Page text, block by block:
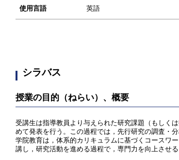
使用言語 英語
シラバス
授業の目的（ねらい）、概要
受講生は指導教員より与えられた研究課題（もしく
めて発表を行う。この過程では，先行研究の調査・
学院教育は，体系的カリキュラムに基づくコースワ
講し，研究活動を進める過程で，専門力を向上させ